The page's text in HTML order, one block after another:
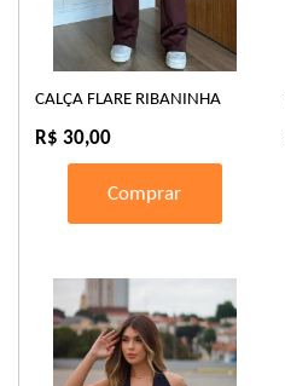
CALÇA FLARE RIBANINHA
R$ 30,00
Comprar